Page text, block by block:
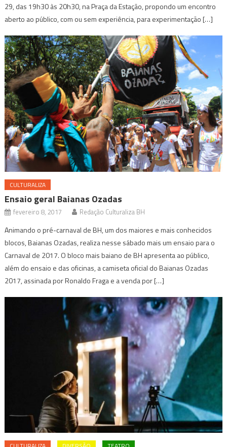
29, das 19h30 às 20h30, na Praça da Estação, propondo um encontro
aberto ao público, com ou sem experiência, para experimentação […]
CULTURALIZA
Ensaio geral Baianas Ozadas
fevereiro 8, 2017 Redação Culturaliza BH
Animando o pré-carnaval de BH, um dos maiores e mais conhecidos
blocos, Baianas Ozadas, realiza nesse sábado mais um ensaio para o
Carnaval de 2017. O bloco mais baiano de BH apresenta ao público,
além do ensaio e das oficinas, a camiseta oficial do Baianas Ozadas
2017, assinada por Ronaldo Fraga e a venda por […]